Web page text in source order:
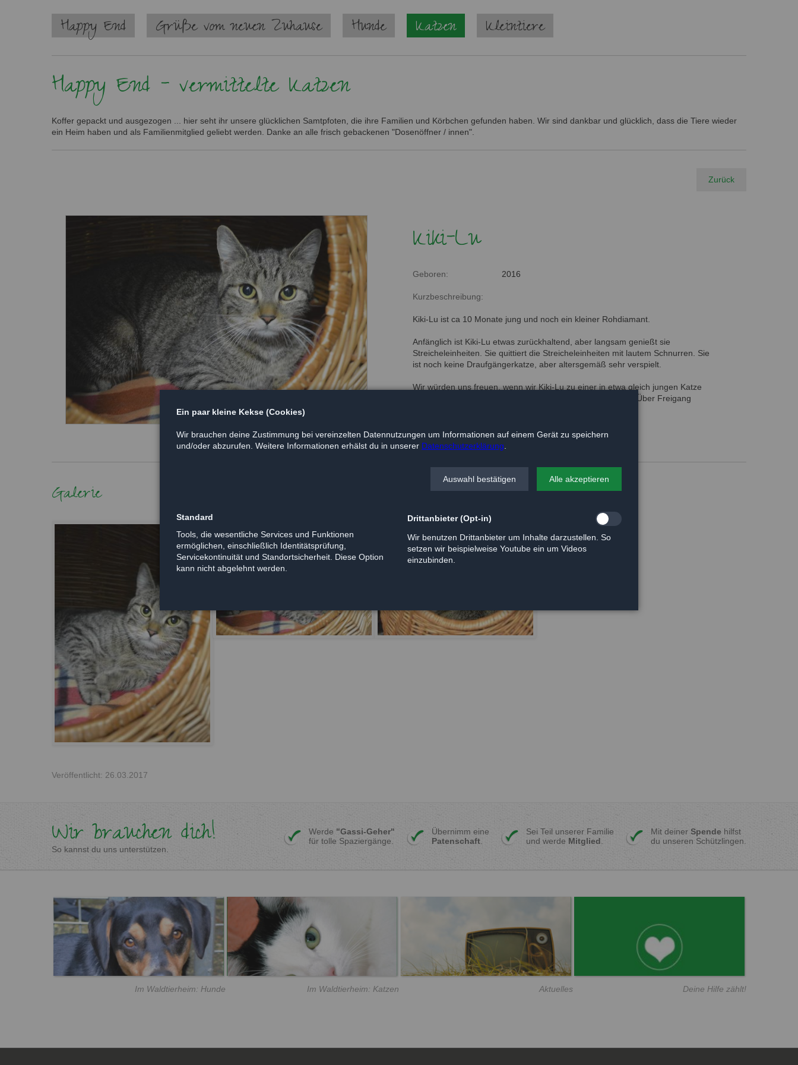
Navigation
überspringen
Happy End Grüße vom neuen Zuhause Hunde Katzen Kleintiere
Happy End - vermittelte Katzen
Koffer gepackt und ausgezogen ... hier seht ihr unsere glücklichen Samtpfoten, die ihre Familien und Körbchen gefunden haben. Wir sind dankbar und glücklich, dass die Tiere wieder
ein Heim haben und als Familienmitglied geliebt werden. Danke an alle frisch gebackenen "Dosenöffner / innen".
Zurück
Kiki-Lu
Geboren: 2016
Kurzbeschreibung:
Kiki-Lu ist ca 10 Monate jung und noch ein kleiner Rohdiamant.
Anfänglich ist Kiki-Lu etwas zurückhaltend, aber langsam genießt sie
Streicheleinheiten. Sie quittiert die Streicheleinheiten mit lautem Schnurren. Sie
ist noch keine Draufgängerkatze, aber altersgemäß sehr verspielt.
Wir würden uns freuen, wenn wir Kiki-Lu zu einer in etwa gleich jungen Katze
vermitteln könnten, oder auch zu verspielten älteren Katze. Über Freigang
Galerie
Veröffentlicht: 26.03.2017
Wir brauchen dich!
So kannst du uns unterstützen.
Werde "Gassi-Geher"
für tolle Spaziergänge.
Übernimm eine
Patenschaft
Sei Teil unserer Familie
und werde Mitglied
Mit deiner Spende hilfst
du unseren Schützlingen.
Im Waldtierheim: Hunde Im Waldtierheim: Katzen Aktuelles Deine Hilfe zählt!
Ein paar kleine Kekse (Cookies)
Wir brauchen deine Zustimmung bei vereinzelten Datennutzungen um Informationen auf einem Gerät zu speichern
und/oder abzurufen. Weitere Informationen erhälst du in unserer Datenschutzerklärung
Auswahl bestätigen Alle akzeptieren
Standard
Tools, die wesentliche Services und Funktionen
ermöglichen, einschließlich Identitätsprüfung,
Servicekontinuität und Standortsicherheit. Diese Option
kann nicht abgelehnt werden.
Drittanbieter (Opt-in)
Wir benutzen Drittanbieter um Inhalte darzustellen. So
setzen wir beispielweise Youtube ein um Videos
einzubinden.